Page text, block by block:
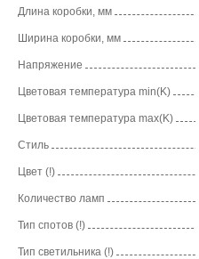
Длина коробки, мм
Ширина коробки, мм
Напряжение
Цветовая температура min(K)
Цветовая температура max(K)
Стиль
Цвет (!)
Количество ламп
Тип спотов (!)
Тип светильника (!)